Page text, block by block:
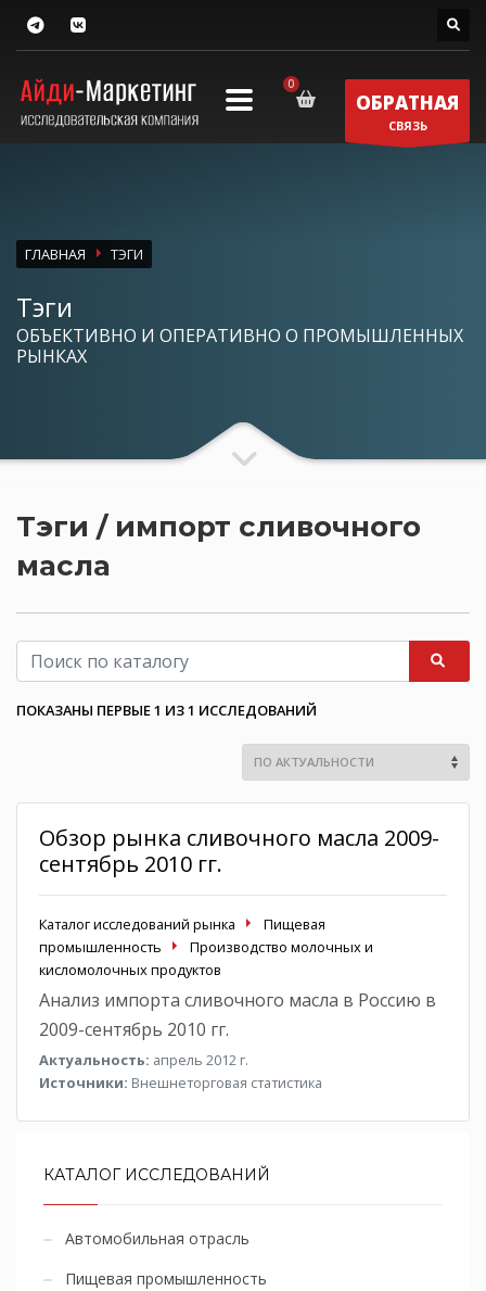
ОБРАТНАЯ
СВЯЗЬ
ГЛАВНАЯ ТЭГИ
Тэги
ОБЪЕКТИВНО И ОПЕРАТИВНО О ПРОМЫШЛЕННЫХ
РЫНКАХ
Тэги / импорт сливочного
масла
ПОКАЗАНЫ ПЕРВЫЕ 1 ИЗ 1 ИССЛЕДОВАНИЙ
Обзор рынка сливочного масла 2009-
сентябрь 2010 гг.
Каталог исследований рынка
Пищевая
промышленность
Производство молочных и
кисломолочных продуктов
Анализ импорта сливочного масла в Россию в
2009-сентябрь 2010 гг.
Актуальность: апрель 2012 г.
Источники: Внешнеторговая статистика
КАТАЛОГ ИССЛЕДОВАНИЙ
Автомобильная отрасль
Пищевая промышленность